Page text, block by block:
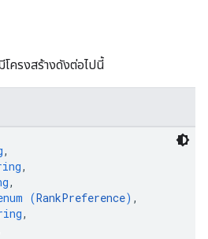
ครงสร้างดังต่อไปนี้
,
,
,
(RankPreference) ,
,